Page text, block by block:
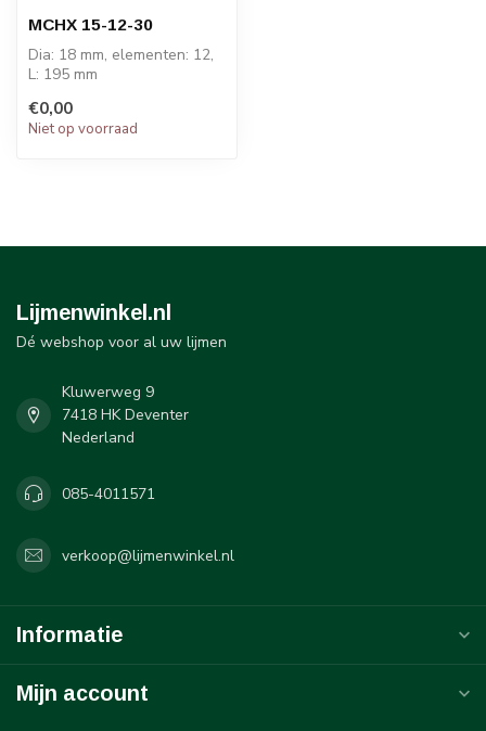
MCHX 15-12-30
Dia: 18 mm, elementen: 12,
L: 195 mm
STATOMIX™ MCH en MCH...
€0,00
Niet op voorraad
Lijmenwinkel.nl
Dé webshop voor al uw lijmen
Kluwerweg 9
7418 HK Deventer
Nederland
085-4011571
verkoop@lijmenwinkel.nl
Informatie
Mijn account